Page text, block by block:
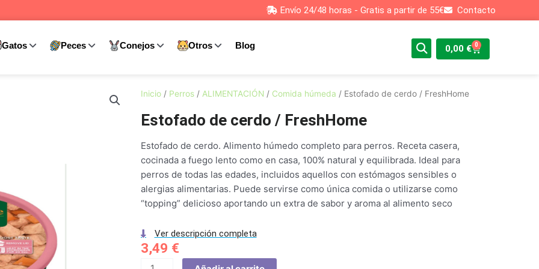
Envío 24/48 horas - Gratis a partir de 55€ Contacto
Gatos Peces Conejos Otros Blog 0,00 € 0
Cart
Inicio / Perros / ALIMENTACIÓN / Comida húmeda / Estofado de cerdo / FreshHome
Estofado de cerdo / FreshHome
Estofado de cerdo. Alimento húmedo completo para perros. Receta casera,
cocinada a fuego lento como en casa, 100% natural y equilibrada. Ideal para
perros de todas las edades, incluidos aquellos con estómagos sensibles o
alergias alimentarias. Puede servirse como única comida o utilizarse como
“topping” delicioso aportando un extra de sabor y aroma al alimento seco
Ver descripción completa
3,49 €
Estofado